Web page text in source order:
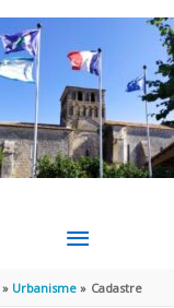
MENU
PRINCIPAL
Urbanisme Cadastre